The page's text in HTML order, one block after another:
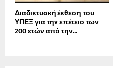
Διαδικτυακή έκθεση του
ΥΠΕΞ για την επέτειο των
200 ετών από την...